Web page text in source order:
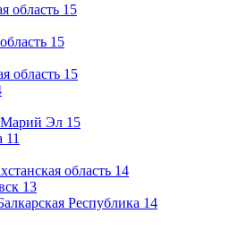
область 15
15
область 15
Марий Эл 15
11
область 14
13
Республика 14